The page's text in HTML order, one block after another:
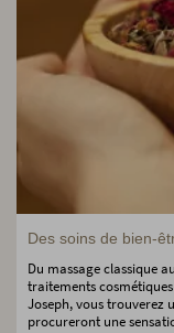
Des soins de bien-
Du massage classique
traitements
Joseph, vous trouverez
procureront une